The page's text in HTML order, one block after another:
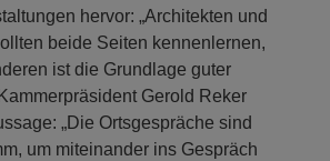
hervor: „Architekten und
beide Seiten kennenlernen,
ist die Grundlage guter
Gerold Reker
„Die Ortsgespräche sind
um miteinander ins Gespräch